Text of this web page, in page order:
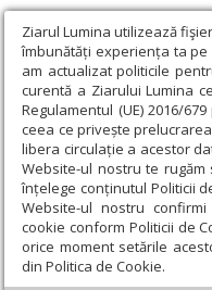
Ziarul Lumina utilizează
îmbunătăți experiența ta pe
am actualizat politicile
curentă a Ziarului Lumina
Regulamentul (UE) 2016/
ceea ce privește
libera circulație a acestor
Website-ul nostru te
înțelege conținutul Politicii
Website-ul nostru
cookie conform Politicii de
orice moment setările
din Politica de Cookie.
Ziarul Lumina › Actualitate
Sinodului Mitropoliei
Ședință de lucru
Munteniei și